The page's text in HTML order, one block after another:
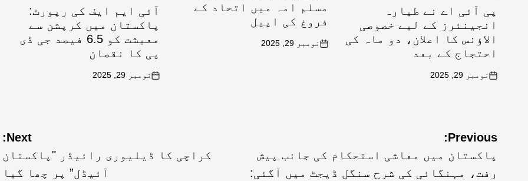
پی آئی اے نے طیارہ
انجینئرز کے لیے خصوصی
الاؤنس کا اعلان، دو ماہ کی
احتجاج کے بعد
نومبر 29, 2025
مسلم امہ میں اتحاد کے
فروغ کی اپیل
نومبر 29, 2025
آئی ایم ایف کی رپورٹ:
پاکستان میں کرپشن سے
معیشت کو 6.5 فیصد جی ڈی
پی کا نقصان
نومبر 29, 2025
Previous:
پاکستان میں معاشی استحکام کی جانب پیش
رفت، مہنگائی کی شرح سنگل ڈیجٹ میں آگئی:
Next:
کراچی کا ڈیلیوری رائیڈر "پاکستان
آئیڈل” پر چھا گیا